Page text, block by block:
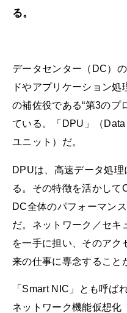
る。
データセンター（DC）
ドやアプリケーション
の補佐役である“第3のプ
ている。「DPU」（
ユニット）だ。
DPUは、高速データ処
る。その特徴を活かして
DC全体のパフォーマン
だ。ネットワーク／セキ
を一手に担い、そのア
来の仕事に専念すること
「Smart NIC」とも呼ば
ネットワーク機能仮想化